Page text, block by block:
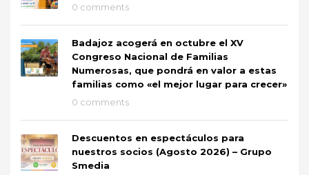
0 comments
Badajoz acogerá en octubre el XV
Congreso Nacional de Familias
Numerosas, que pondrá en valor a estas
familias como «el mejor lugar para crecer»
0 comments
Descuentos en espectáculos para
nuestros socios (Agosto 2026) – Grupo
Smedia